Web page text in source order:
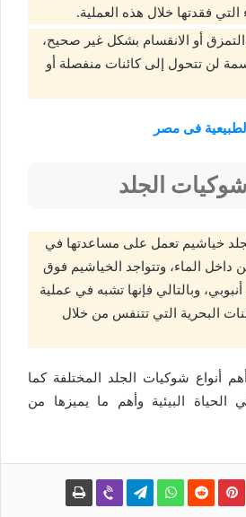
التي فقدتها خلال هذه العملية.
التمزق أو الانقسام بشكل غير صحيح،
لن تتحول إلى كائنات منفصلة أو
فى مصر
الجلد
خياشيم تعمل على مساعدتها في
داخل الماء، وتتواجد الخياشيم فوق
وبالتالي فإنها تشبه في عملية
البحرية التي تتنفس من خلال
أنواع شوكيات الجلد المختلفة كما
الحياة البيئية وأهم ما يميزها من